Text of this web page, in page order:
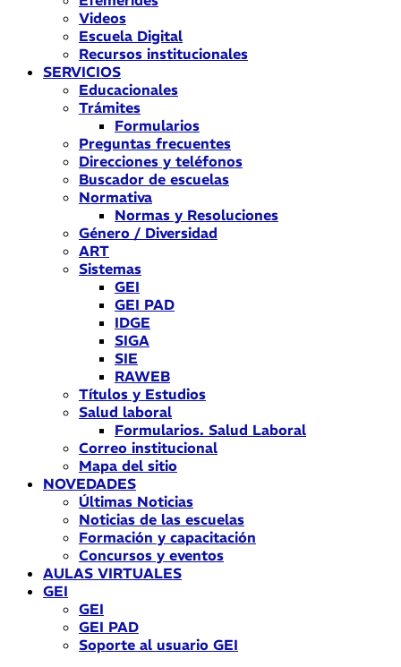
Videos
Escuela Digital
Recursos institucionales
SERVICIOS
Educacionales
Trámites
Formularios
Preguntas frecuentes
Direcciones y teléfonos
Buscador de escuelas
Normativa
Normas y Resoluciones
Género / Diversidad
ART
Sistemas
GEI
GEI PAD
IDGE
SIGA
SIE
RAWEB
Títulos y Estudios
Salud laboral
Formularios. Salud Laboral
Correo institucional
Mapa del sitio
NOVEDADES
Últimas Noticias
Noticias de las escuelas
Formación y capacitación
Concursos y eventos
AULAS VIRTUALES
GEI
GEI
GEI PAD
Soporte al usuario GEI